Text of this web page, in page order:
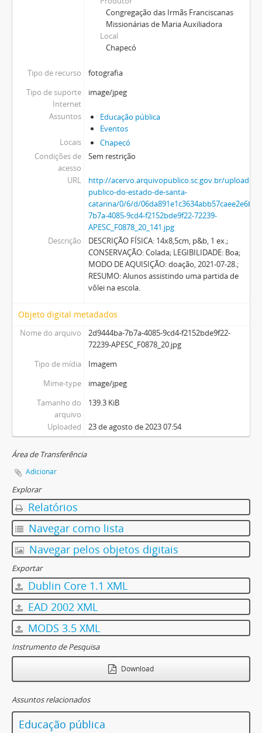
Congregação das Irmãs Franciscanas
Missionárias de Maria Auxiliadora
Local
Chapecó
Tipo de recurso
fotografia
Tipo de suporte
Internet
image/jpeg
Assuntos
Educação pública
Eventos
Locais
Chapecó
Condições de
acesso
Sem restrição
URL
http://acervo.arquivopublico.sc.gov.br/uploads/
publico-do-estado-de-santa-
catarina/0/6/d/
7b7a-4085-9cd4-f2152bde9f22-72239-
APESC_F0878_20_141.jpg
Descrição
DESCRIÇÃO FÍSICA: 14x8,5cm, p&b, 1 ex.;
CONSERVAÇÃO: Colada; LEGIBILIDADE: Boa;
MODO DE AQUISIÇÃO: doação, 2021-07-28.;
RESUMO: Alunos assistindo uma partida de
vôlei na escola.
Objeto digital metadados
Nome do arquivo
2d9444ba-7b7a-4085-9cd4-f2152bde9f22-
72239-APESC_F0878_20.jpg
Tipo de mídia
Imagem
Mime-type
image/jpeg
Tamanho do
arquivo
139.3 KiB
Uploaded 23 de agosto de 2023 07:54
Área de Transferência
Adicionar
Explorar
Relatórios
Navegar como lista
Navegar pelos objetos digitais
Exportar
Dublin Core 1.1 XML
EAD 2002 XML
MODS 3.5 XML
Instrumento de Pesquisa
Download
Assuntos relacionados
Educação pública